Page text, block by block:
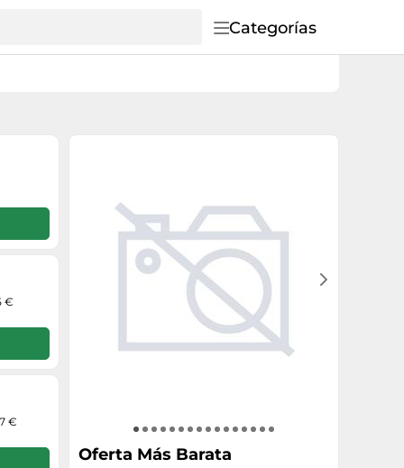
Categorías
€
€
Oferta Más Barata